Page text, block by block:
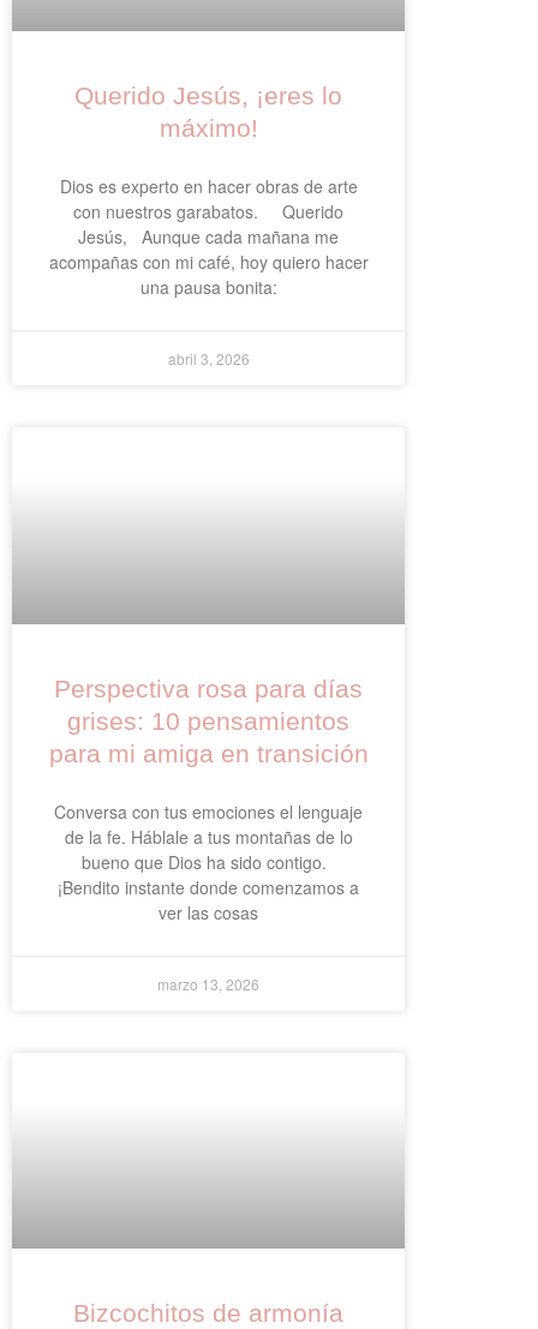
Querido Jesús, ¡eres lo
máximo!
Dios es experto en hacer obras de arte
con nuestros garabatos. Querido
Jesús, Aunque cada mañana me
acompañas con mi café, hoy quiero hacer
una pausa bonita:
abril 3, 2026
Perspectiva rosa para días
grises: 10 pensamientos
para mi amiga en transición
Conversa con tus emociones el lenguaje
de la fe. Háblale a tus montañas de lo
bueno que Dios ha sido contigo.
¡Bendito instante donde comenzamos a
ver las cosas
marzo 13, 2026
Bizcochitos de armonía